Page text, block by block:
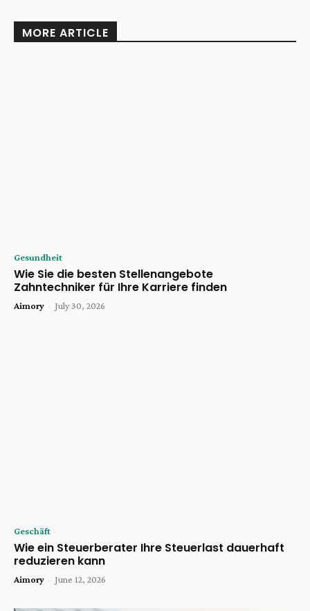
MORE ARTICLE
Gesundheit
Wie Sie die besten Stellenangebote
Zahntechniker für Ihre Karriere finden
Aimory - July 30, 2026
Geschäft
Wie ein Steuerberater Ihre Steuerlast dauerhaft
reduzieren kann
Aimory - June 12, 2026